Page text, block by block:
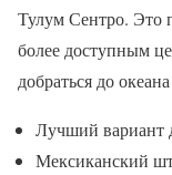
Тулум Сентро. Это
более доступным
добраться до
Лучший вариант
Мексиканский